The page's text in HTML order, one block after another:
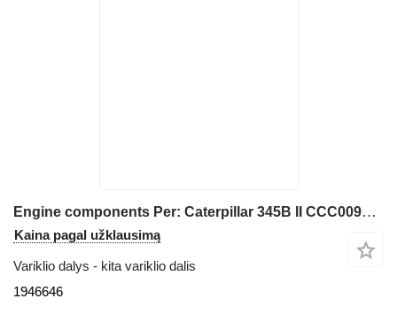
Engine components Per: Caterpillar 345B II CCC00940 M 1946646 ekskavatoriaus Caterpillar 345B II
Kaina pagal užklausimą
Variklio dalys - kita variklio dalis
1946646